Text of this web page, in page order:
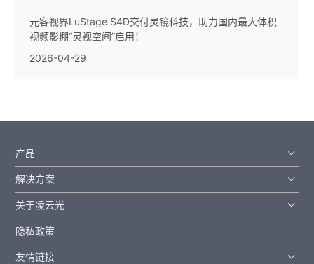
元客视界LuStage S4D交付灵镜科技，助力国内最大体积
视频影棚“灵视空间”启用！
2026-04-29
产品
解决方案
关于凌云光
隐私政策
友情链接